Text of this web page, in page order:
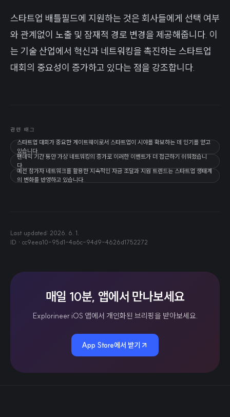
스타트업 배틀필드에 지원하는 것은 회사들에게 선택 여부
와 관계없이 노출 및 잠재적 경로 변경을 제공해줍니다. 이
는 기술 산업에서 혁신과 네트워킹을 촉진하는 스타트업
대회의 중요성이 증가하고 있다는 점을 강조합니다.
관련 태그
스타트업 대회가 중요한 게이트웨이로서 스타트업이 시야를 확보하는 데 인기를 얻고
있습니다.
팬데믹 기간 동안 가상 네트워킹의 증가로 이러한 이벤트가 더 접근하기 쉬워졌습니
다.
예전 참가자 네트워크를 활용한 지속적인 자금 조달과 지원 트렌드는 스타트업 생태계
의 변화를 반영하고 있습니다.
Last updated: 2026. 6. 1.
ID · cc9eea10-95d1-4a6c-94d9-4626d1752272
매일 10분, 앱에서 만나보세요
Explorineer iOS 앱에서 개인화된 브리핑을 받아보세요.
App Store에서 받기